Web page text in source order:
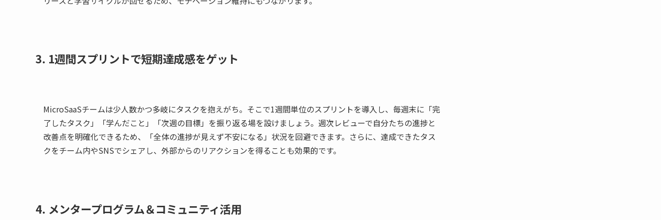
3. 1週間スプリントで短期達成感をゲット
MicroSaaSチームは少人数かつ多岐にタスクを抱えがち。そこで1週間単位のスプリントを導入し、毎週末に「完
了したタスク」「学んだこと」「次週の目標」を振り返る場を設けましょう。週次レビューで自分たちの進捗と
改善点を明確化できるため、「全体の進捗が見えず不安になる」状況を回避できます。さらに、達成できたタス
クをチーム内やSNSでシェアし、外部からのリアクションを得ることも効果的です。
4. メンタープログラム＆コミュニティ活用